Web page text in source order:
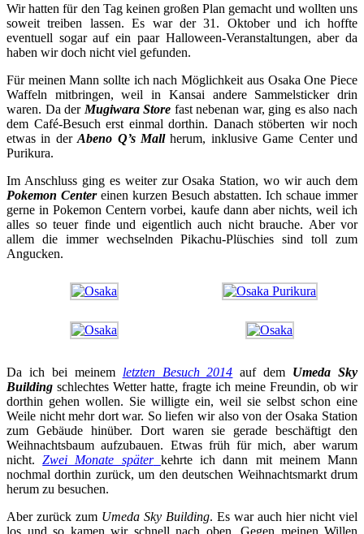
Wir hatten für den Tag keinen großen Plan gemacht und wollten uns
soweit treiben lassen. Es war der 31. Oktober und ich hoffte
eventuell sogar auf ein paar Halloween-Veranstaltungen, aber da
haben wir doch nicht viel gefunden.
Für meinen Mann sollte ich nach Möglichkeit aus Osaka One Piece
Waffeln mitbringen, weil in Kansai andere Sammelsticker drin
waren. Da der Mugiwara Store fast nebenan war, ging es also nach
dem Café-Besuch erst einmal dorthin. Danach stöberten wir noch
etwas in derAbeno Q’s Mall herum, inklusive Game Center und
Purikura.
Im Anschluss ging es weiter zur Osaka Station, wo wir auch dem
Pokemon Center einen kurzen Besuch abstatten. Ich schaue immer
gerne in Pokemon Centern vorbei, kaufe dann aber nichts, weil ich
alles so teuer finde und eigentlich auch nicht brauche. Aber vor
allem die immer wechselnden Pikachu-Plüschies sind toll zum
Angucken.
Da ich bei meinem letzten Besuch 2014 auf dem Umeda Sky
Building schlechtes Wetter hatte, fragte ich meine Freundin, ob wir
dorthin gehen wollen. Sie willigte ein, weil sie selbst schon eine
Weile nicht mehr dort war. So liefen wir also von der Osaka Station
zum Gebäude hinüber. Dort waren sie gerade beschäftigt den
Weihnachtsbaum aufzubauen. Etwas früh für mich, aber warum
nicht.Zwei Monate später kehrte ich dann mit meinem Mann
nochmal dorthin zurück, um den deutschen Weihnachtsmarkt drum
herum zu besuchen.
Aber zurück zum Umeda Sky Building. Es war auch hier nicht viel
los und so kamen wir schnell nach oben. Gegen meinen Willen